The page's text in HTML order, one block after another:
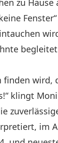
zu
klingt
im